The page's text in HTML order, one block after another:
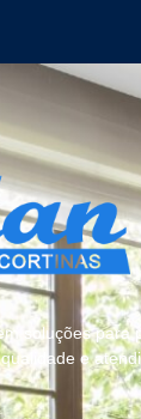
soluções para
e